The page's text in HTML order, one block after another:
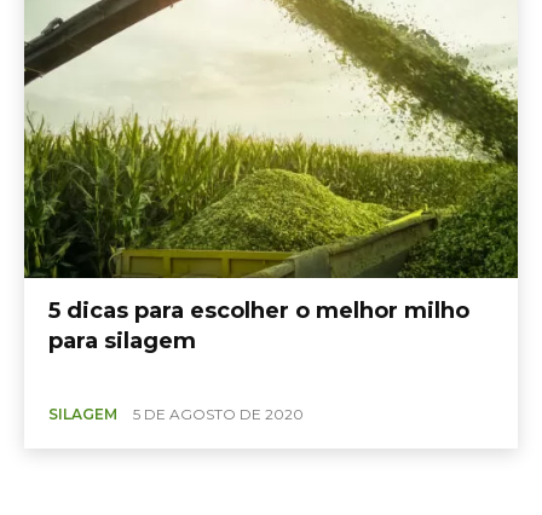
5 dicas para escolher o melhor milho
para silagem
SILAGEM 5 DE AGOSTO DE 2020